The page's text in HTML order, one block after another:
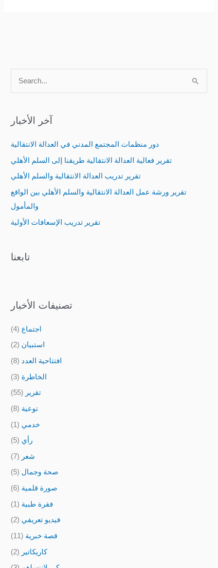
r
o
r
:
آخر الأخبار
دور منظمات المجتمع المدني في العدالة الانتقالية
تقرير فعالية العدالة الانتقالية طريقنا إلى السلم الأهلي
تقرير تدريب العدالة الانتقالية والسلم الأهلي
تقرير ورشة عمل العدالة الانتقالية والسلم الأهلي بين الواقع
والمأمول
تقرير تدريب الإسعافات الأولية
تابعنا
تصنيفات الأخبار
اجتماع (4)
استبيان (2)
افتتاحية العدد (8)
الخاطرة (3)
تقرير (55)
توعية (8)
خدمي (1)
رأي (5)
شعر (7)
صحة وجمال (5)
صورة قلمية (6)
فقرة طبية (1)
فيديو تعريفي (2)
قصة خبرية (11)
كاريكاتير (2)